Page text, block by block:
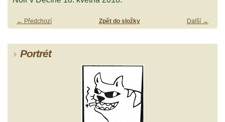
← Předchozí Další →
Zpět do složky
Portrét